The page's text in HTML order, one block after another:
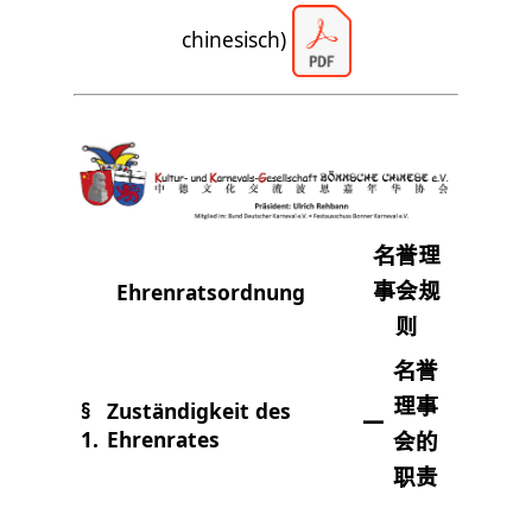
chinesisch)
Ehrenratsordnung
名誉理
事会规
则
§
1.
Zuständigkeit des
Ehrenrates
一
名誉
理事
会的
职责